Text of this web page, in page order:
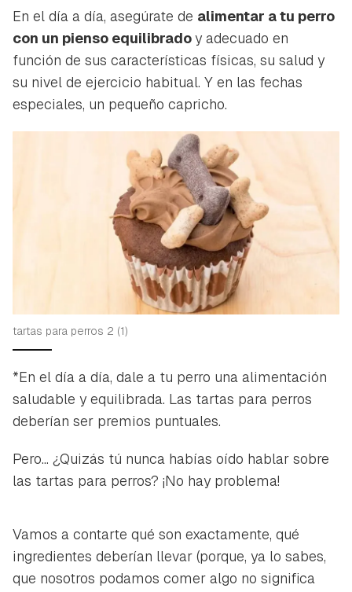
En el día a día, asegúrate de alimentar a tu perro
con un pienso equilibradoy adecuado en
función de sus características físicas, su salud y
su nivel de ejercicio habitual. Y en las fechas
especiales, un pequeño capricho.
tartas para perros 2 (1)
*En el día a día, dale a tu perro una alimentación
saludable y equilibrada. Las tartas para perros
deberían ser premios puntuales.
Pero... ¿Quizás tú nunca habías oído hablar sobre
las tartas para perros? ¡No hay problema!
Vamos a contarte qué son exactamente, qué
ingredientes deberían llevar (porque, ya lo sabes,
que nosotros podamos comer algo no significa